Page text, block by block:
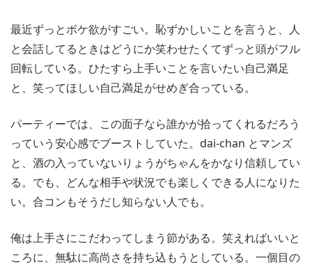
最近ずっとボケ欲がすごい。恥ずかしいことを言うと、人
と会話してるときはどうにか笑わせたくてずっと頭がフル
回転している。ひたすら上手いことを言いたい自己満足
と、笑ってほしい自己満足がせめぎ合っている。
パーティーでは、この面子なら誰かが拾ってくれるだろう
っていう安心感でブーストしていた。dai-chan とマンズ
と、酒の入っていないりょうがちゃんをかなり信頼してい
る。でも、どんな相手や状況でも楽しくできる人になりた
い。合コンもそうだし知らない人でも。
俺は上手さにこだわってしまう節がある。笑えればいいと
ころに、無駄に高尚さを持ち込もうとしている。一個目の